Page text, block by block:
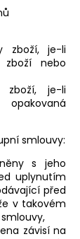
zboží, je-li
zboží nebo
je-li
smlouvy:
s jeho
uplynutím
před
v takovém
závisí na